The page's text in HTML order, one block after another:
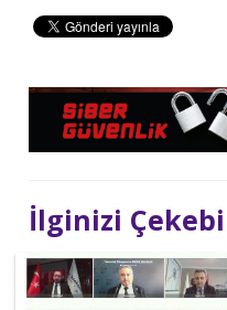
İlginizi